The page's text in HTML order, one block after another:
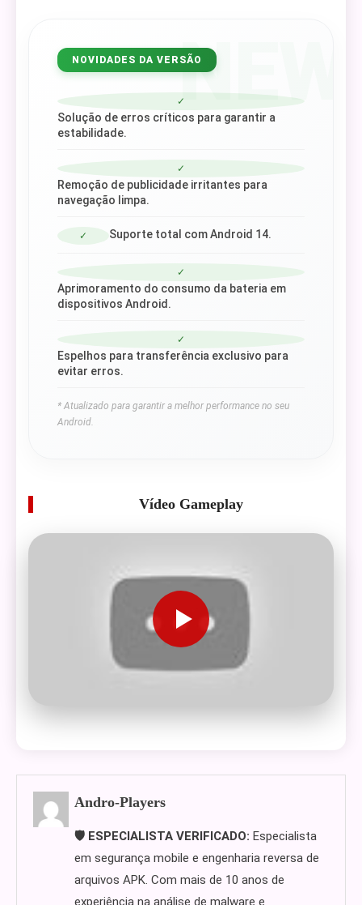
NEW
NOVIDADES DA VERSÃO
✓
Solução de erros críticos para garantir a
estabilidade.
✓
Remoção de publicidade irritantes para
navegação limpa.
✓ Suporte total com Android 14.
✓
Aprimoramento do consumo da bateria em
dispositivos Android.
✓
Espelhos para transferência exclusivo para
evitar erros.
* Atualizado para garantir a melhor performance no seu
Android.
Vídeo Gameplay
Andro-Players
🛡️ ESPECIALISTA VERIFICADO: Especialista
em segurança mobile e engenharia reversa de
arquivos APK. Com mais de 10 anos de
experiência na análise de malware e